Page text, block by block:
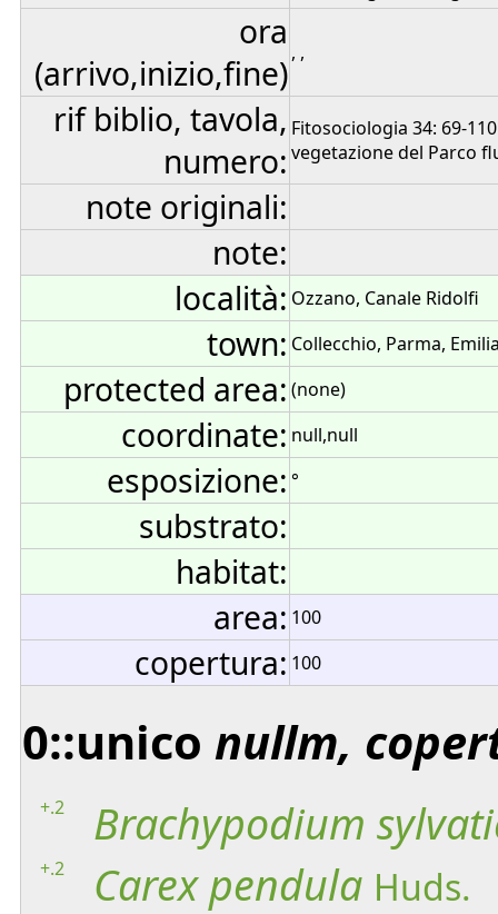
ora
(arrivo,inizio,fine), ,
rif biblio, tavola,
numero:
Fitosociologia 34: 69-110
vegetazione del Parco
note originali:
note:
località: Ozzano, Canale Ridolfi
town: Collecchio, Parma,
protected area: (none)
coordinate: null,null
esposizione: °
substrato:
habitat:
area: 100
copertura: 100
0::unico nullm,
+.2 Brachypodium
+.2 Carex pendula Huds.